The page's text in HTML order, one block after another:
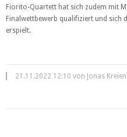
Fiorito-Quartett hat sich zudem mit
Finalwettbewerb qualifiziert und sich
erspielt.
21.11.2022 12:10 von Jonas